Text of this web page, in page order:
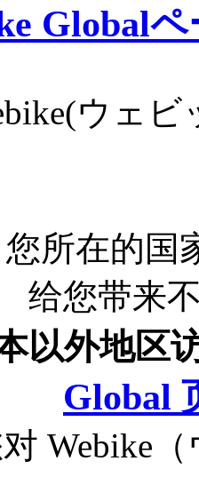
Global
ウェ
所在的国
给您带来
以外地区
Global
Webike